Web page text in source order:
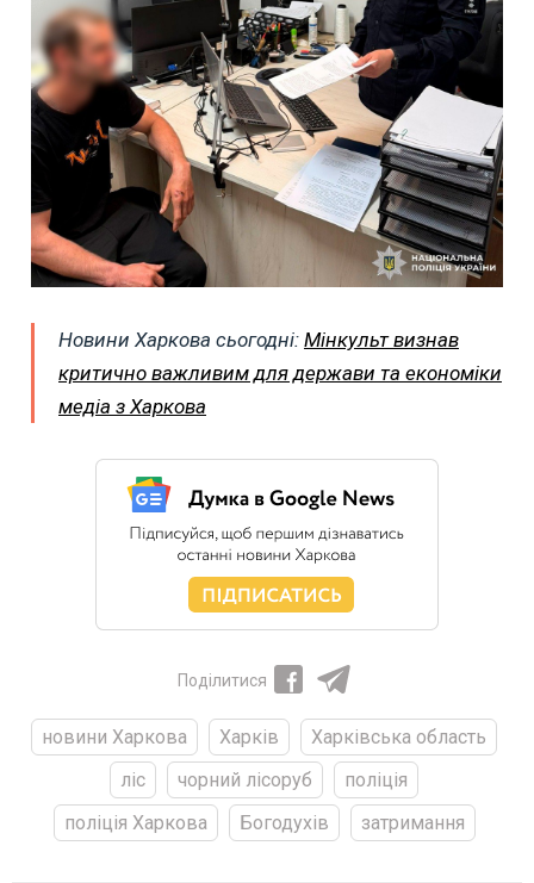
Новини Харкова сьогодні: Мінкульт визнав
критично важливим для держави та економіки
медіа з Харкова
Поділитися
новини Харкова Харків
Харківська область
ліс
чорний лісоруб
поліція
поліція Харкова
Богодухів затримання